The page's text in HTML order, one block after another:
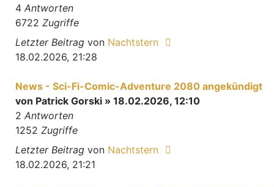
4 Antworten
6722 Zugriffe
Letzter Beitrag von Nachtstern
18.02.2026, 21:28
News - Sci-Fi-Comic-Adventure 2080 angekündigt
von Patrick Gorski » 18.02.2026, 12:10
2 Antworten
1252 Zugriffe
Letzter Beitrag von Nachtstern
18.02.2026, 21:21